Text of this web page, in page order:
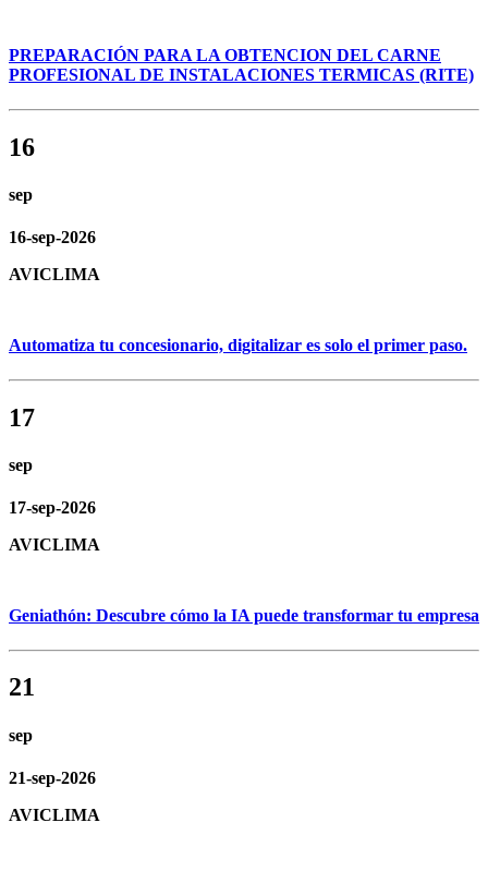
PREPARACIÓN PARA LA OBTENCION DEL CARNE
PROFESIONAL DE INSTALACIONES TERMICAS (RITE)
16
sep
16-sep-2026
AVICLIMA
Automatiza tu concesionario, digitalizar es solo el primer paso.
17
sep
17-sep-2026
AVICLIMA
Geniathón: Descubre cómo la IA puede transformar tu empresa
21
sep
21-sep-2026
AVICLIMA